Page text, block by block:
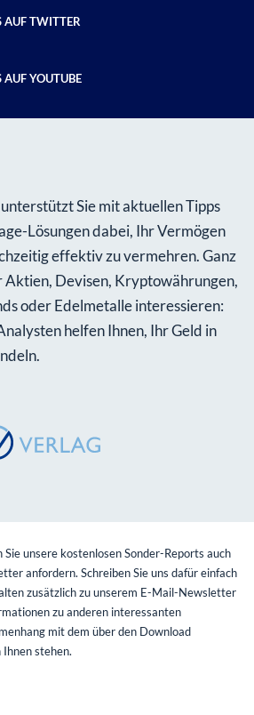
AUF TWITTER
AUF YOUTUBE
Sie mit aktuellen Tipps
Lösungen dabei, Ihr Vermögen
effektiv zu vermehren. Ganz
Aktien, Devisen, Kryptowährungen,
oder Edelmetalle interessieren:
helfen Ihnen, Ihr Geld in
unsere kostenlosen Sonder-Reports auch
anfordern. Schreiben Sie uns dafür einfach
zusätzlich zu unserem E-Mail-Newsletter
zu anderen interessanten
mit dem über den Download
stehen.